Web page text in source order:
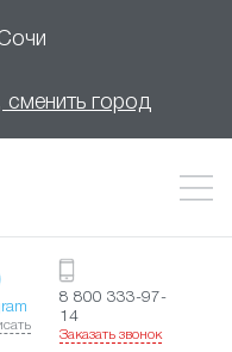
сменить город
8 800 333-97-
14
Заказать звонок